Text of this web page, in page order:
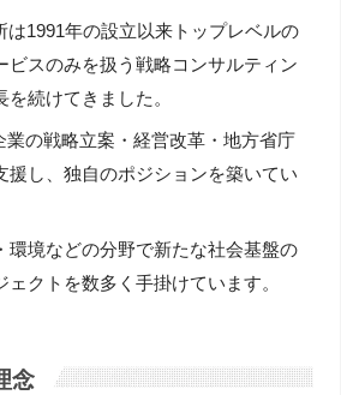
は1991年の設立以来トップレベルの
ビスのみを扱う戦略コンサルティン
続けてきました。
業の戦略立案・経営改革・地方省庁
援し、独自のポジションを築いてい
環境などの分野で新たな社会基盤の
クトを数多く手掛けています。
念